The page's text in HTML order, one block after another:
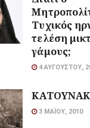
Τυχικός
τελέση
γάμους;
4 ΑΥΓΟΎΣΤΟΥ,
3 ΜΑΪ́ΟΥ, 2010